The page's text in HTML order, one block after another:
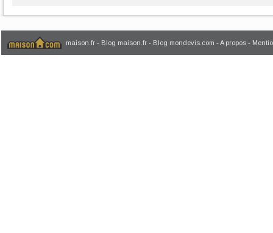
maison.fr - Blog maison.fr - Blog mondevis.com - A propos -